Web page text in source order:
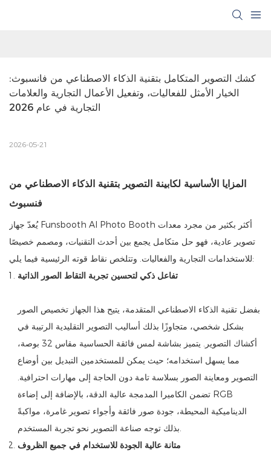
كشك التصوير المتكامل بتقنية الذكاء الاصطناعي من فانسبوث:
الخيار الأمثل للفعاليات، وتفعيل الأعمال التجارية والعلامات
التجارية في عام 2026
2026-05-21
المزايا الأساسية لكابينة التصوير بتقنية الذكاء الاصطناعي من
فنسبوث
يُعدّ جهاز Funsbooth AI Photo Booth أكثر بكثير من مجرد معدات
تصوير عادية، فهو حل متكامل يجمع بين أحدث التقنيات، ومصمم خصيصًا
للاستخدامات التجارية والفعاليات. وتتلخص نقاط قوته الرئيسية فيما يلي:
تفاعل ذكي لتحسين تجربة التقاط الصور الذاتية
بفضل تقنية الذكاء الاصطناعي المتقدمة، يتيح هذا الجهاز تخصيص الصور
بشكل شخصي، متجاوزًا بذلك أساليب التصوير التقليدية الرتيبة في
أكشاك التصوير. يتميز بشاشة لمس فائقة الحساسية مقاس 32 بوصة،
مما يسهل استخدامه؛ حيث يمكن للمستخدمين التبديل بين أوضاع
التصوير ومعاينة الصور بسلاسة تامة دون الحاجة إلى مهارات احترافية.
تضمن الكاميرا المدمجة عالية الدقة، بالإضافة إلى إضاءة RGB
الديناميكية المحيطة، جودة صور فائقة وأجواء تصوير غامرة، مواكبةً
بذلك توجه صناعة التصوير نحو تجربة المستخدم.
متانة عالية الجودة للاستخدام في جميع الظروف